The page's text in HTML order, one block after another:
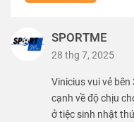
SPORTME
28 thg 7, 2025
Vinicius vui vẻ
cạnh về độ chịu
ở tiệc sinh nhật